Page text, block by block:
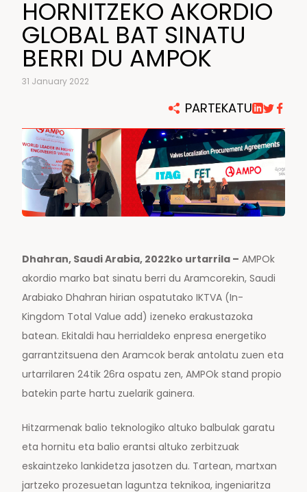
HORNITZEKO AKORDIO
GLOBAL BAT SINATU
BERRI DU AMPOK
31 January 2022
PARTEKATU
Dhahran, Saudi Arabia, 2022ko urtarrila – AMPOk
akordio marko bat sinatu berri du Aramcorekin, Saudi
Arabiako Dhahran hirian ospatutako IKTVA (In-
Kingdom Total Value add) izeneko erakustazoka
batean. Ekitaldi hau herrialdeko enpresa energetiko
garrantzitsuena den Aramcok berak antolatu zuen eta
urtarrilaren 24tik 26ra ospatu zen, AMPOk stand propio
batekin parte hartu zuelarik gainera.
Hitzarmenak balio teknologiko altuko balbulak garatu
eta hornitu eta balio erantsi altuko zerbitzuak
eskaintzeko lankidetza jasotzen du. Tartean, martxan
jartzeko prozesuetan laguntza teknikoa, ingeniaritza